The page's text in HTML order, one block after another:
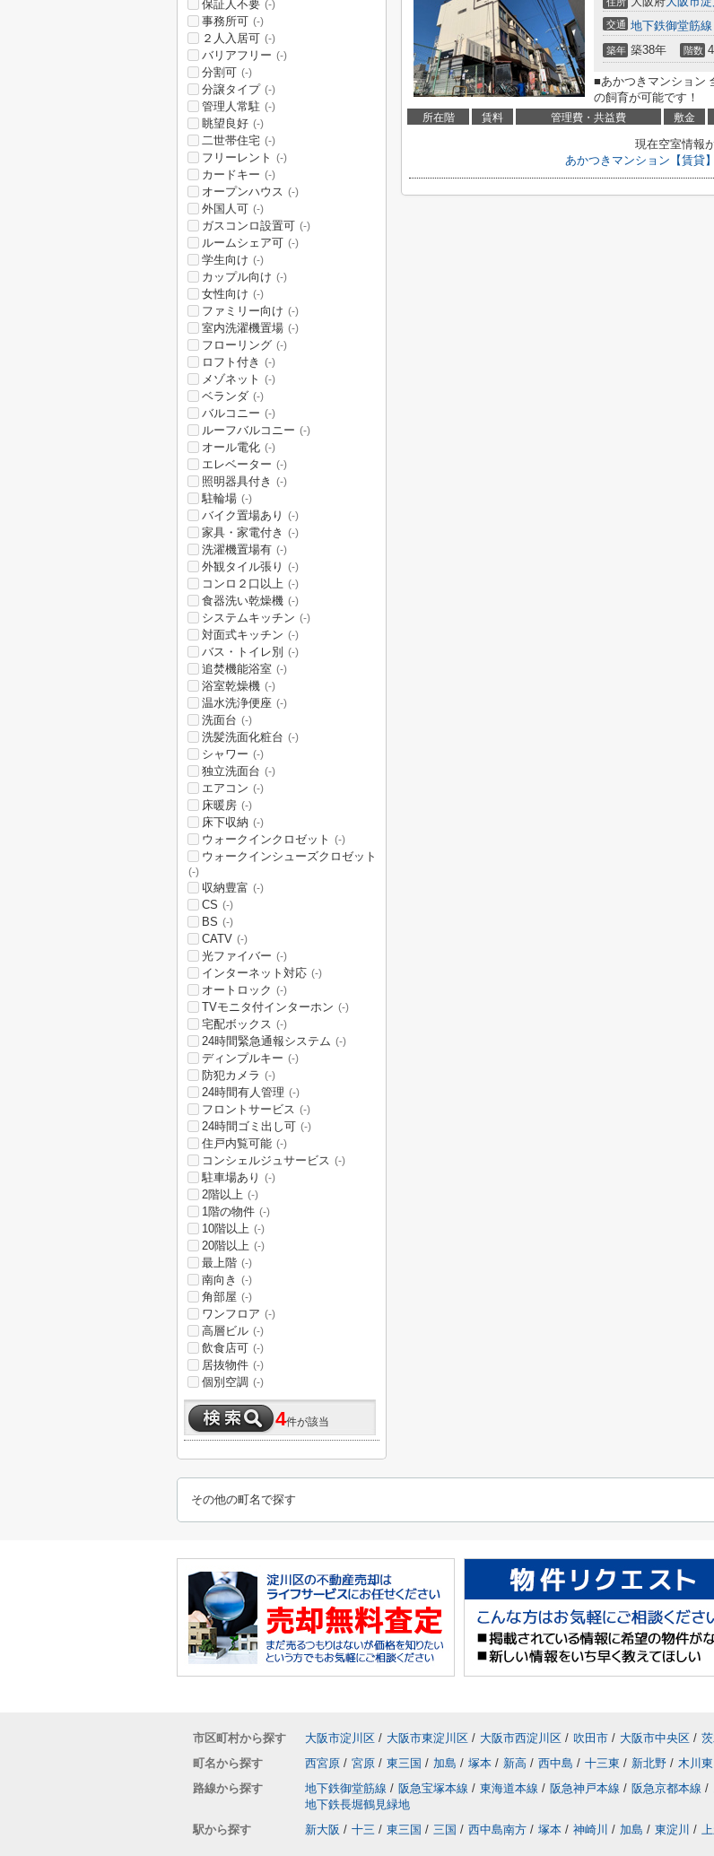
交通 地下鉄御堂筋線
築年 築38年 階数
■あかつきマンション
の飼育が可能です！
所在階 賃料 管理費・共益費 敷金
現在空室情報
あかつきマンション【賃貸
保証人不要 (-)
事務所可 (-)
２人入居可 (-)
バリアフリー (-)
分割可 (-)
分譲タイプ (-)
管理人常駐 (-)
眺望良好 (-)
二世帯住宅 (-)
フリーレント (-)
カードキー (-)
オープンハウス (-)
外国人可 (-)
ガスコンロ設置可 (-)
ルームシェア可 (-)
学生向け (-)
カップル向け (-)
女性向け (-)
ファミリー向け (-)
室内洗濯機置場 (-)
フローリング (-)
ロフト付き (-)
メゾネット (-)
ベランダ (-)
バルコニー (-)
ルーフバルコニー (-)
オール電化 (-)
エレベーター (-)
照明器具付き (-)
駐輪場 (-)
バイク置場あり (-)
家具・家電付き (-)
洗濯機置場有 (-)
外観タイル張り (-)
コンロ２口以上 (-)
食器洗い乾燥機 (-)
システムキッチン (-)
対面式キッチン (-)
バス・トイレ別 (-)
追焚機能浴室 (-)
浴室乾燥機 (-)
温水洗浄便座 (-)
洗面台 (-)
洗髪洗面化粧台 (-)
シャワー (-)
独立洗面台 (-)
エアコン (-)
床暖房 (-)
床下収納 (-)
ウォークインクロゼット (-)
ウォークインシューズクロゼット
(-)
収納豊富 (-)
CS (-)
BS (-)
CATV (-)
光ファイバー (-)
インターネット対応 (-)
オートロック (-)
TVモニタ付インターホン (-)
宅配ボックス (-)
24時間緊急通報システム (-)
ディンプルキー (-)
防犯カメラ (-)
24時間有人管理 (-)
フロントサービス (-)
24時間ゴミ出し可 (-)
住戸内覧可能 (-)
コンシェルジュサービス (-)
駐車場あり (-)
2階以上 (-)
1階の物件 (-)
10階以上 (-)
20階以上 (-)
最上階 (-)
南向き (-)
角部屋 (-)
ワンフロア (-)
高層ビル (-)
飲食店可 (-)
居抜物件 (-)
個別空調 (-)
4件が該当
その他の町名で探す
市区町村から探す 大阪市淀川区 / 大阪市東淀川区 / 大阪市西淀川区 / 吹田市 / 大阪市中央区 /
町名から探す
西宮原 / 宮原 / 東三国 / 加島 / 塚本 / 新高 / 西中島 / 十三東 / 新北野 / 木川東
路線から探す
地下鉄御堂筋線 / 阪急宝塚本線 / 東海道本線 / 阪急神戸本線 / 阪急京都本線 /
地下鉄長堀鶴見緑地
駅から探す
新大阪 / 十三 / 東三国 / 三国 / 西中島南方 / 塚本 / 神崎川 / 加島 / 東淀川 /